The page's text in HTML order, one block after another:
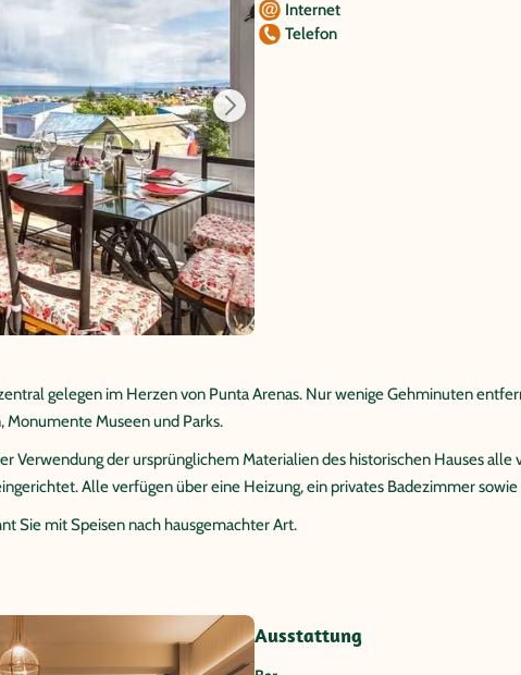
Internet
Telefon
gelegen im Herzen von Punta Arenas. Nur wenige Gehminuten
Museen und Parks.
Verwendung der ursprünglichem Materialien des historischen Hauses
Alle verfügen über eine Heizung, ein privates Badezimmer
Sie mit Speisen nach hausgemachter Art.
Ausstattung